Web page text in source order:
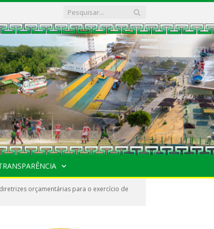
diretrizes orçamentárias para o exercício de